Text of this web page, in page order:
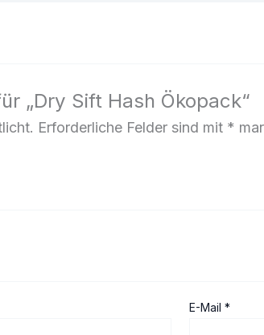
„Dry Sift Hash Ökopack“
Erforderliche Felder sind mit *
E-Mail*